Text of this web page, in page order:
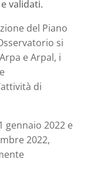
validati.
del Piano
si
e Arpal, i
di
gennaio 2022 e
2022,